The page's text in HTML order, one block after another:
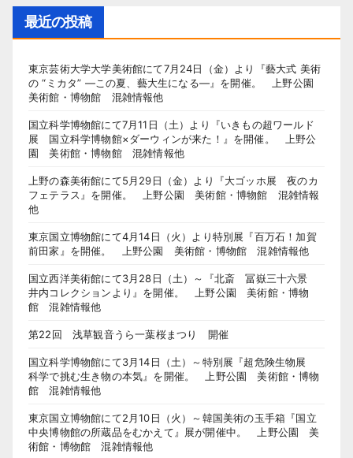
最近の投稿
東京芸術大学大学美術館にて7月24日（金）より『藝大式 美術
の “ミカタ” ―この夏、藝大生になる―』を開催。 上野公園
美術館・博物館 混雑情報他
国立科学博物館にて7月11日（土）より『いきもの超ワールド
展 国立科学博物館×ダーウィンが来た！』を開催。 上野公
園 美術館・博物館 混雑情報他
上野の森美術館にて5月29日（金）より『大ゴッホ展 夜のカ
フェテラス』を開催。 上野公園 美術館・博物館 混雑情報
他
東京国立博物館にて4月14日（火）より特別展『百万石！加賀
前田家』を開催。 上野公園 美術館・博物館 混雑情報他
国立西洋美術館にて3月28日（土）～『北斎 冨嶽三十六景
井内コレクションより』を開催。 上野公園 美術館・博物
館 混雑情報他
第22回 浅草観音うら一葉桜まつり 開催
国立科学博物館にて3月14日（土）～特別展『超危険生物展
科学で挑む生き物の本気』を開催。 上野公園 美術館・博物
館 混雑情報他
東京国立博物館にて2月10日（火）～韓国美術の玉手箱『国立
中央博物館の所蔵品をむかえて』展が開催中。 上野公園 美
術館・博物館 混雑情報他